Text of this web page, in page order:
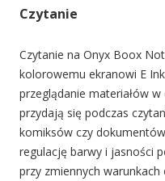
Czytanie
Czytanie na Onyx Boox
kolorowemu ekranowi E
przeglądanie materiałów
przydają się podczas
komiksów czy
regulację barwy i jasności
przy zmiennych